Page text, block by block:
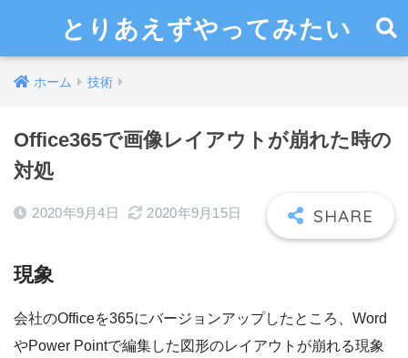
とりあえずやってみたい
ホーム 技術
Office365で画像レイアウトが崩れた時の
対処
2020年9月4日 2020年9月15日
現象
会社のOfficeを365にバージョンアップしたところ、Word
やPower Pointで編集した図形のレイアウトが崩れる現象